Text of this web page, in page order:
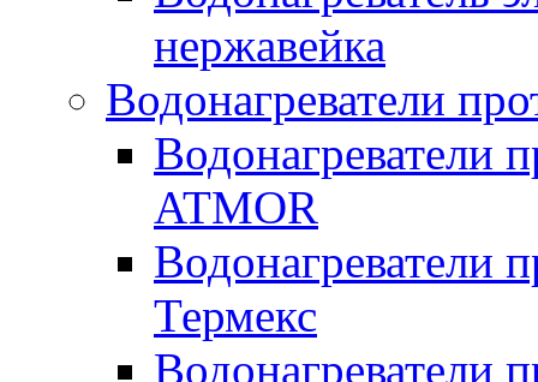
нержавейка
Водонагреватели
Водонагреватели
ATMOR
Водонагреватели
Термекс
Водонагреватели